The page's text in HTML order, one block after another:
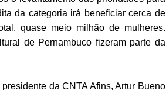
da categoria irá beneficiar cerca de
quase meio milhão de mulheres.
de Pernambuco fizeram parte da
da CNTA Afins, Artur Bueno